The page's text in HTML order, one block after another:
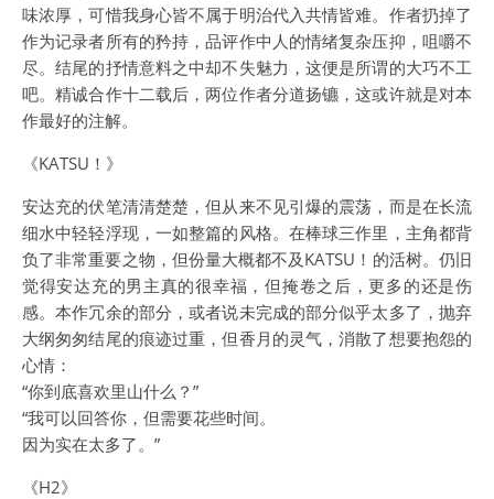
味浓厚，可惜我身心皆不属于明治代入共情皆难。作者扔掉了
作为记录者所有的矜持，品评作中人的情绪复杂压抑，咀嚼不
尽。结尾的抒情意料之中却不失魅力，这便是所谓的大巧不工
吧。精诚合作十二载后，两位作者分道扬镳，这或许就是对本
作最好的注解。
《KATSU！》
安达充的伏笔清清楚楚，但从来不见引爆的震荡，而是在长流
细水中轻轻浮现，一如整篇的风格。在棒球三作里，主角都背
负了非常重要之物，但份量大概都不及KATSU！的活树。仍旧
觉得安达充的男主真的很幸福，但掩卷之后，更多的还是伤
感。本作冗余的部分，或者说未完成的部分似乎太多了，抛弃
大纲匆匆结尾的痕迹过重，但香月的灵气，消散了想要抱怨的
心情：
“你到底喜欢里山什么？”
“我可以回答你，但需要花些时间。
因为实在太多了。”
《H2》